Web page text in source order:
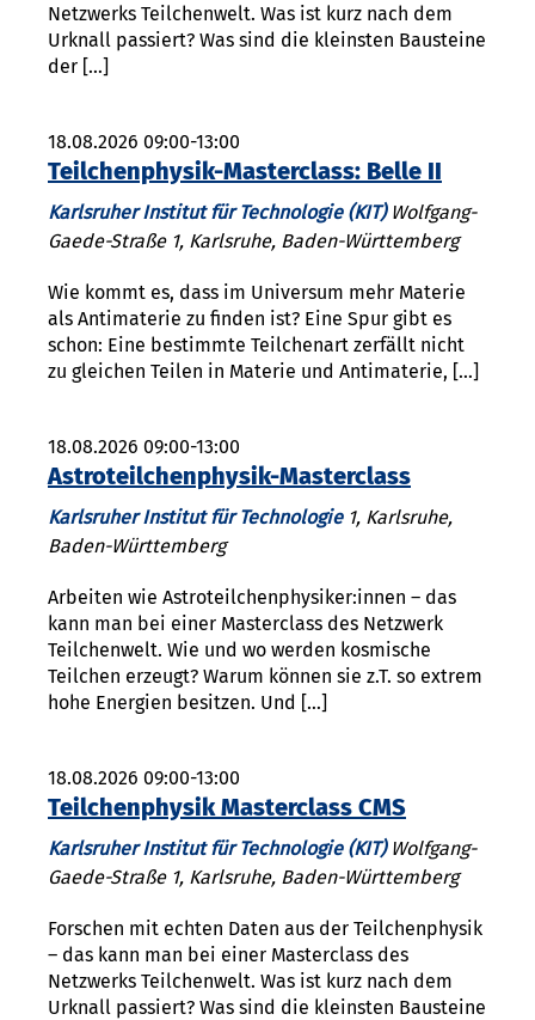
Netzwerks Teilchenwelt. Was ist kurz nach dem
Urknall passiert? Was sind die kleinsten Bausteine
der […]
18.08.2026 09:00-13:00
Teilchenphysik-Masterclass: Belle II
Karlsruher Institut für Technologie (KIT)Wolfgang-
Gaede-Straße 1, Karlsruhe, Baden-Württemberg
Wie kommt es, dass im Universum mehr Materie
als Antimaterie zu finden ist? Eine Spur gibt es
schon: Eine bestimmte Teilchenart zerfällt nicht
zu gleichen Teilen in Materie und Antimaterie, […]
18.08.2026 09:00-13:00
Astroteilchenphysik-Masterclass
Karlsruher Institut für Technologie1, Karlsruhe,
Baden-Württemberg
Arbeiten wie Astroteilchenphysiker:innen – das
kann man bei einer Masterclass des Netzwerk
Teilchenwelt. Wie und wo werden kosmische
Teilchen erzeugt? Warum können sie z.T. so extrem
hohe Energien besitzen. Und […]
18.08.2026 09:00-13:00
Teilchenphysik Masterclass CMS
Karlsruher Institut für Technologie (KIT)Wolfgang-
Gaede-Straße 1, Karlsruhe, Baden-Württemberg
Forschen mit echten Daten aus der Teilchenphysik
– das kann man bei einer Masterclass des
Netzwerks Teilchenwelt. Was ist kurz nach dem
Urknall passiert? Was sind die kleinsten Bausteine